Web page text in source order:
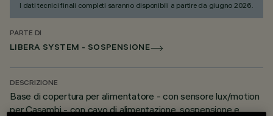
I dati tecnici finali completi saranno disponibili a partire da giugno 2026.
PARTE DI
LIBERA SYSTEM - SOSPENSIONE
DESCRIZIONE
Base di copertura per alimentatore - con sensore lux/motion
per Casambi - con cavo di alimentazione, sospensione e